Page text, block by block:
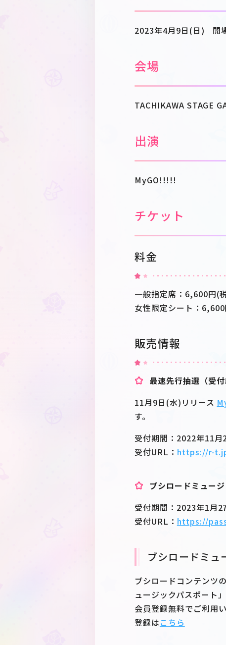
2023年4月9日(日) 開
会場
TACHIKAWA STAGE
出演
MyGO!!!!!
チケット
料金
一般指定席：6,600円(
女性限定シート：
販売情報
最速先行抽選（受付
11月9日(水)リリース
す。
受付期間：2022年11
受付URL： https://r-
ブシロードミュー
受付期間：2023年1月
受付URL： https://
ブシロードミュ
ブシロードコンテンツ
ュージックパスポート」
会員登録無料でご利用い
登録はこちら